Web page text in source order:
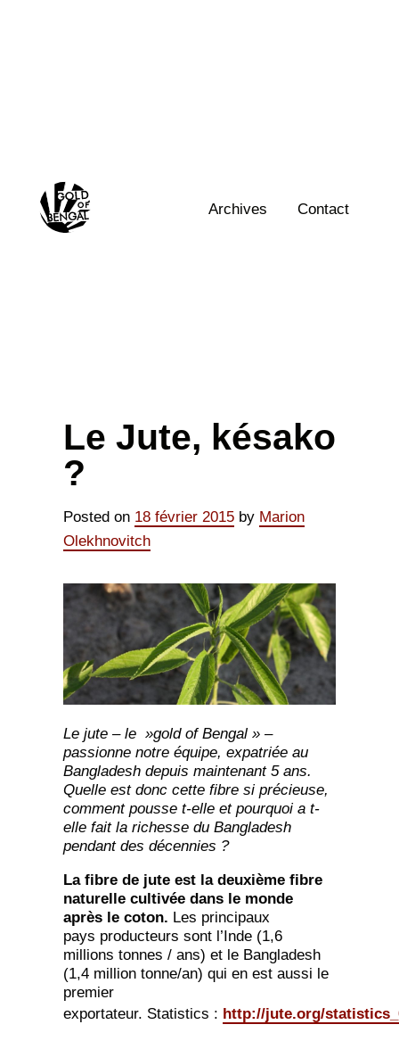
Archives
Contact
Le Jute, késako
?
Posted on 18 février 2015 by Marion
Olekhnovitch
Le jute – le »gold of Bengal » –
passionne notre équipe, expatriée au
Bangladesh depuis maintenant 5 ans.
Quelle est donc cette fibre si précieuse,
comment pousse t-elle et pourquoi a t-
elle fait la richesse du Bangladesh
pendant des décennies ?
La fibre de jute est la deuxième fibre
naturelle cultivée dans le monde
après le coton. Les principaux
pays producteurs sont l’Inde (1,6
millions tonnes / ans) et le Bangladesh
(1,4 million tonne/an) qui en est aussi le
premier
exportateur. Statistics : http://jute.org/